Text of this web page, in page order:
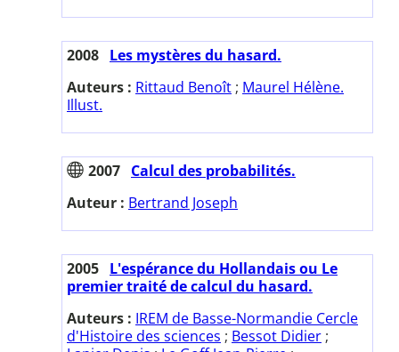
2008 Les mystères du hasard.
Auteurs : Rittaud Benoît ; Maurel Hélène.
Illust.
2007 Calcul des probabilités.
Auteur : Bertrand Joseph
2005 L'espérance du Hollandais ou Le
premier traité de calcul du hasard.
Auteurs : IREM de Basse-Normandie Cercle
d'Histoire des sciences ; Bessot Didier ;